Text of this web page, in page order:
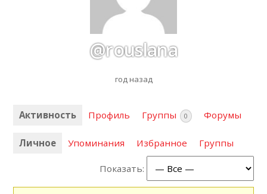
@rouslana
год назад
Активность Профиль Группы 0 Форумы
Личное Упоминания Избранное Группы
Показать: